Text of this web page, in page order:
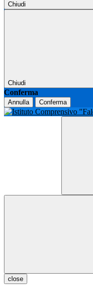
Chiudi
Chiudi
Conferma
Annulla Conferma
close